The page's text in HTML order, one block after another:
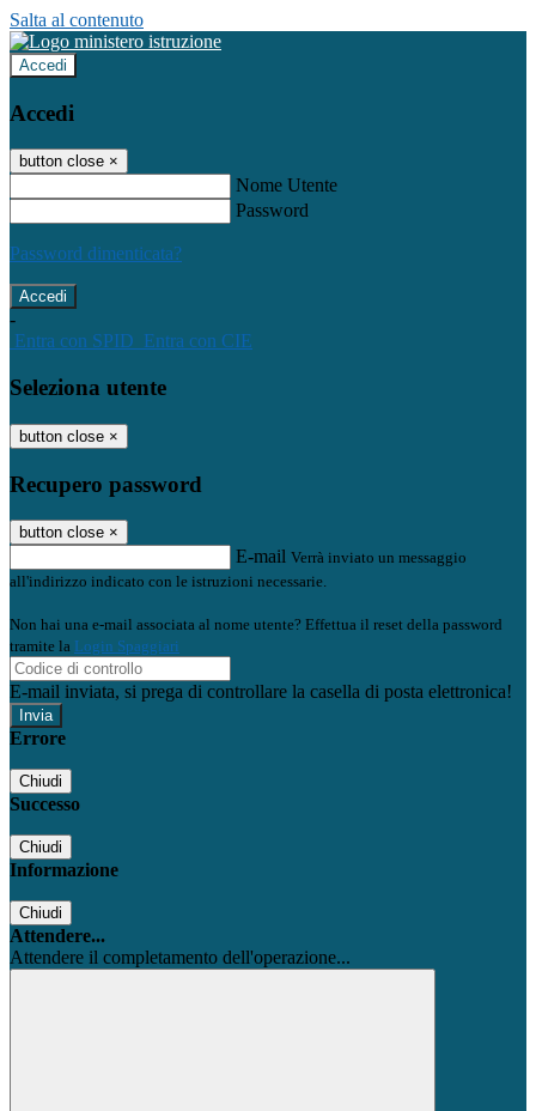
Salta al contenuto
Accedi
Accedi
button close ×
Nome Utente
Password
Password dimenticata?
-
Entra con SPID Entra con CIE
Seleziona utente
button close ×
Recupero password
button close ×
E-mail Verrà inviato un messaggio
all'indirizzo indicato con le istruzioni necessarie.
Non hai una e-mail associata al nome utente? Effettua il reset della password
tramite la Login Spaggiari
E-mail inviata, si prega di controllare la casella di posta elettronica!
Errore
Chiudi
Successo
Chiudi
Informazione
Chiudi
Attendere...
Attendere il completamento dell'operazione...